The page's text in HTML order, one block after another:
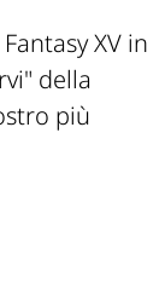
XV in
della
più